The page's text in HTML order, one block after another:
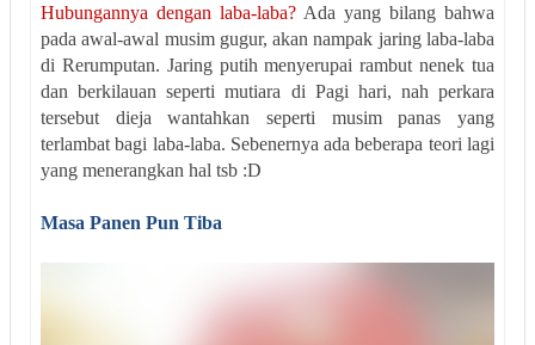
Hubungannya dengan laba-laba? Ada yang bilang bahwa
pada awal-awal musim gugur, akan nampak jaring laba-laba
di Rerumputan. Jaring putih menyerupai rambut nenek tua
dan berkilauan seperti mutiara di Pagi hari, nah perkara
tersebut dieja wantahkan seperti musim panas yang
terlambat bagi laba-laba. Sebenernya ada beberapa teori lagi
yang menerangkan hal tsb :D
Masa Panen Pun Tiba